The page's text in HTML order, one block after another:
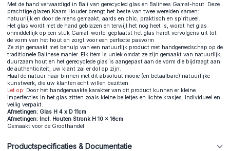
Met de hand vervaardigd in Bali van gerecycled glas en Balinees Gamal-hout. Deze
prachtige glazen Kaars Houder brengt het beste van twee werelden samen:
natuurlijk en door de mens gemaakt; aards en chic; praktisch en spiritueel.
Het glas wordt met de hand geblazen en terwijl het nog heet is, wordt het glas
onmiddellijk op een stuk Gamal-wortel geplaatst het glas hardt vervolgens uit tot
de vorm van het hout en zorgt voor een perfecte pasvorm
Ze zijn gemaakt met behulp van een natuurlijk product met handgereedschap op de
traditionele Balinese manier. Elk item is uniek omdat ze zijn gemaakt van natuurlijk,
duurzaam hout en het gerecyclede glas is aangepast aan de vorm die bijdraagt aan
de authenticiteit, uw klant zal er dol op zijn.
Haal de natuur naar binnen met dit absoluut mooie (en betaalbare) natuurlijke
kunstwerk, die uw klanten echt willen bezitten.
Let op: Door het handgemaakte karakter van dit product kunnen er kleine
imperfecties in het glas zitten zoals kleine belletjes en lichte krasjes. Individueel en
veilig verpakt.
Afmetingen: Glas H 4 x D 11cm
Afmetingen: Incl. Houten Stronk H 10 x 16cm
Gemaakt voor de Groothandel.
Productspecificaties & Documentatie